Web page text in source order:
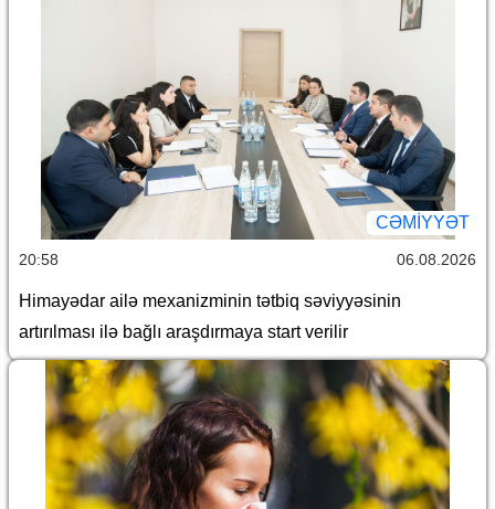
CƏMİYYƏT
20:58 06.08.2026
Himayədar ailə mexanizminin tətbiq səviyyəsinin
artırılması ilə bağlı araşdırmaya start verilir